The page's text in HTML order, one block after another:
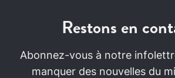
Restons en
Abonnez-vous à notre
manquer des nouvelles du